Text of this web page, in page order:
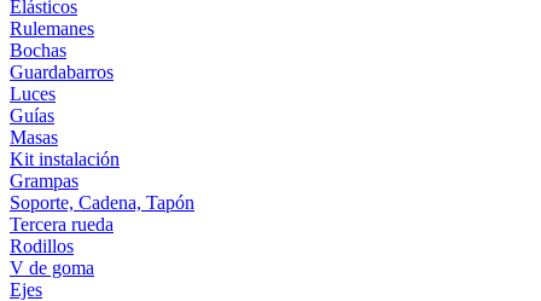
Elásticos
Rulemanes
Bochas
Guardabarros
Luces
Guías
Masas
Kit instalación
Grampas
Soporte, Cadena, Tapón
Tercera rueda
Rodillos
V de goma
Ejes